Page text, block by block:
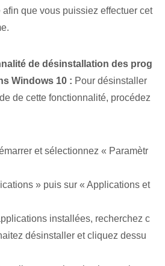
que vous puissiez effectuer cet
de désinstallation des prog
Windows 10 : Pour désinstaller
de cette fonctionnalité, procédez
et sélectionnez « Paramètr
» puis sur « Applications et
installées, recherchez c
désinstaller et cliquez dessu